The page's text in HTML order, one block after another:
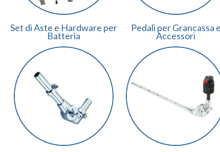
Set di Aste e Hardware per
Batteria
Pedali per Grancassa e
Accessori